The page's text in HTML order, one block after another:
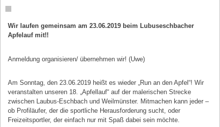
Wir laufen gemeinsam am 23.06.2019 beim Lubuseschbacher
Apfelauf mit!!
Anmeldung organisieren/ übernehmen wir! (Uwe)
Am Sonntag, den 23.06.2019 heißt es wieder „Run an den Apfel“! Wir
veranstalten unseren 18. „Apfellauf“ auf der malerischen Strecke
zwischen Laubus-Eschbach und Weilmünster. Mitmachen kann jeder –
ob Profiläufer, der die sportliche Herausforderung sucht, oder
Freizeitsportler, der einfach nur mit Spaß dabei sein möchte.